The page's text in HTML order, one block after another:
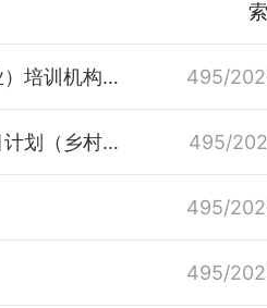
关于遴选2025年度汨罗市农技人员（种植业）培训机构的公告 495/
关于下达2025年财政专项衔接补助资金项目计划（乡村公益性岗位第二批补助）的通知 495/
495/
495/